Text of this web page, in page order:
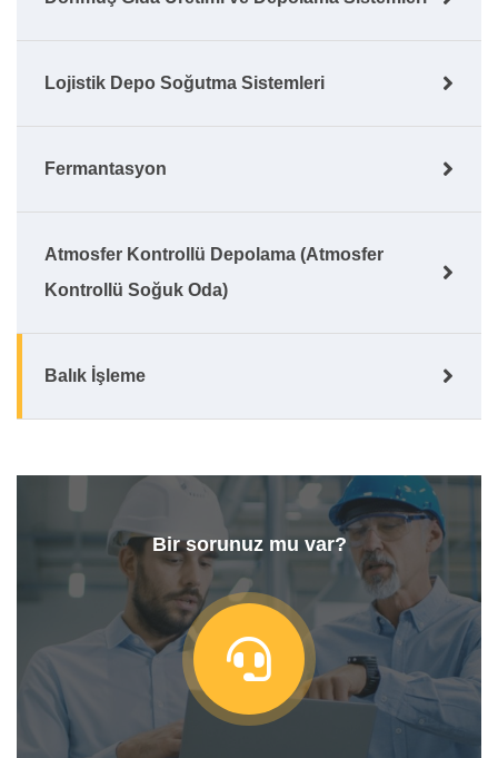
Lojistik Depo Soğutma Sistemleri
Fermantasyon
Atmosfer Kontrollü Depolama (Atmosfer
Kontrollü Soğuk Oda)
Balık İşleme
Bir sorunuz mu var?